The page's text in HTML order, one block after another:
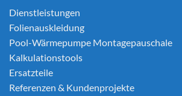
Dienstleistungen
Folienauskleidung
Pool-Wärmepumpe Montagepauschale
Kalkulationstools
Ersatzteile
Referenzen & Kundenprojekte